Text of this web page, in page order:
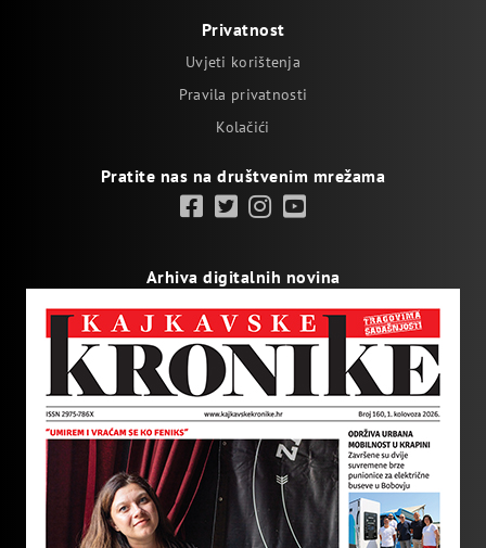
Privatnost
Uvjeti korištenja
Pravila privatnosti
Kolačići
Pratite nas na društvenim mrežama
Arhiva digitalnih novina